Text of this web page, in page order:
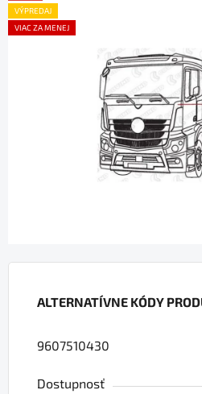
ALTERNATÍVNE KÓDY
9607510430
Dostupnosť
je
0,0
VÝPREDAJ
VIAC ZA MENEJ